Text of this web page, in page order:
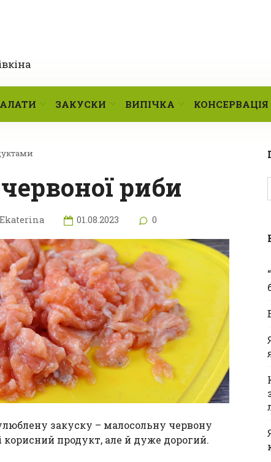
ЗАКУСКИ ВИПІЧКА КОНСЕРВАЦІЯ
риби
Ekaterina 01.08.2023 0
закуску – малосольну червону
продукт, але й дуже дорогий.